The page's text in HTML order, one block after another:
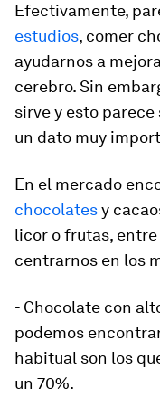
Efectivamente,
estudios, comer
ayudarnos a
cerebro. Sin
sirve y esto
un dato muy
En el mercado
chocolatesy
licor o frutas, entre
centrarnos en los
- Chocolate con
podemos
habitual son los
un 70%.